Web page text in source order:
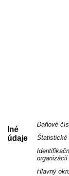
Iné
údaje
Daňové
Štatistické
organizácií
Hlavný